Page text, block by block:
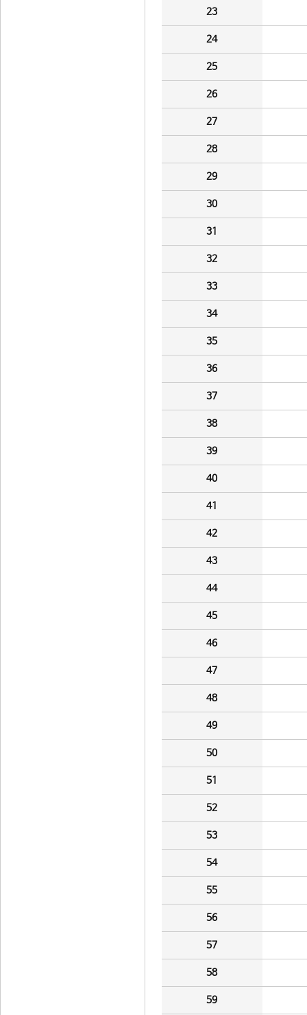
23
24
25
26
27
28
29
30
31
32
33
34
35
36
37
38
39
40
41
42
43
44
45
46
47
48
49
50
51
52
53
54
55
56
57
58
59